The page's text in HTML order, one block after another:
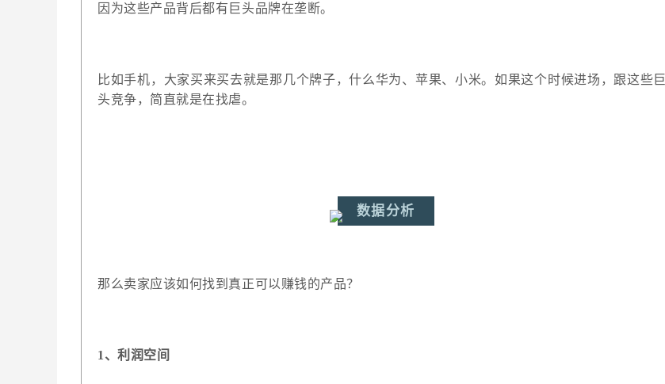
因为这些产品背后都有巨头品牌在垄断。
比如手机，大家买来买去就是那几个牌子，什么华为、苹果、小米。如果这个时候进场，跟这些巨
头竞争，简直就是在找虐。
数据分析
那么卖家应该如何找到真正可以赚钱的产品？
1、利润空间